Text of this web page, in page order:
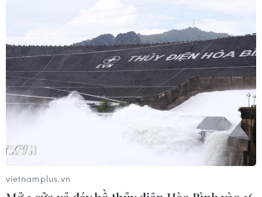
đã hủy đợt công bố thông tin dự kiến diễn ra vào ngày
4/10, các thông tin được cho là liên quan tới ứng cử
viên Tổng thống Mỹ Hillary Clinton,
vietnamplus.vn